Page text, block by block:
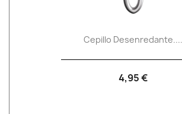
Cepillo Desenredante....
4,95 €